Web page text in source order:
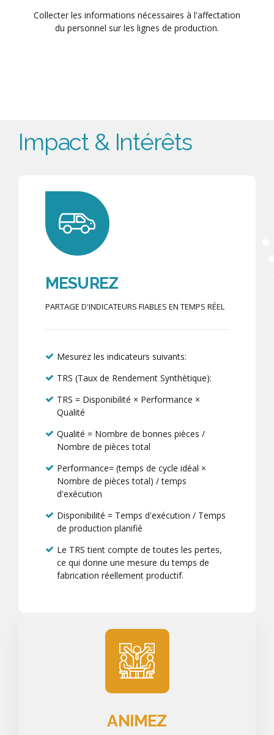
Collecter les informations nécessaires à l'affectation
du personnel sur les lignes de production.
Impact & Intérêts
MESUREZ
PARTAGE D'INDICATEURS FIABLES EN TEMPS RÉEL
Mesurez les indicateurs suivants:
TRS (Taux de Rendement Synthètique):
TRS = Disponibilité × Performance ×
Qualité
Qualité = Nombre de bonnes pièces /
Nombre de pièces total
Performance= (temps de cycle idéal ×
Nombre de pièces total) / temps
d'exécution
Disponibilité = Temps d'exécution / Temps
de production planifié
Le TRS tient compte de toutes les pertes,
ce qui donne une mesure du temps de
fabrication réellement productif.
ANIMEZ